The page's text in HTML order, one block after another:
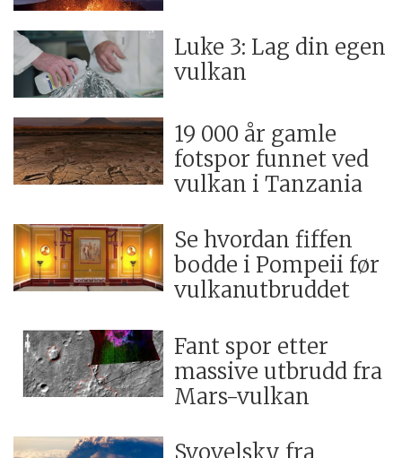
Luke 3: Lag din egen
vulkan
19 000 år gamle
fotspor funnet ved
vulkan i Tanzania
Se hvordan fiffen
bodde i Pompeii før
vulkanutbruddet
Fant spor etter
massive utbrudd fra
Mars-vulkan